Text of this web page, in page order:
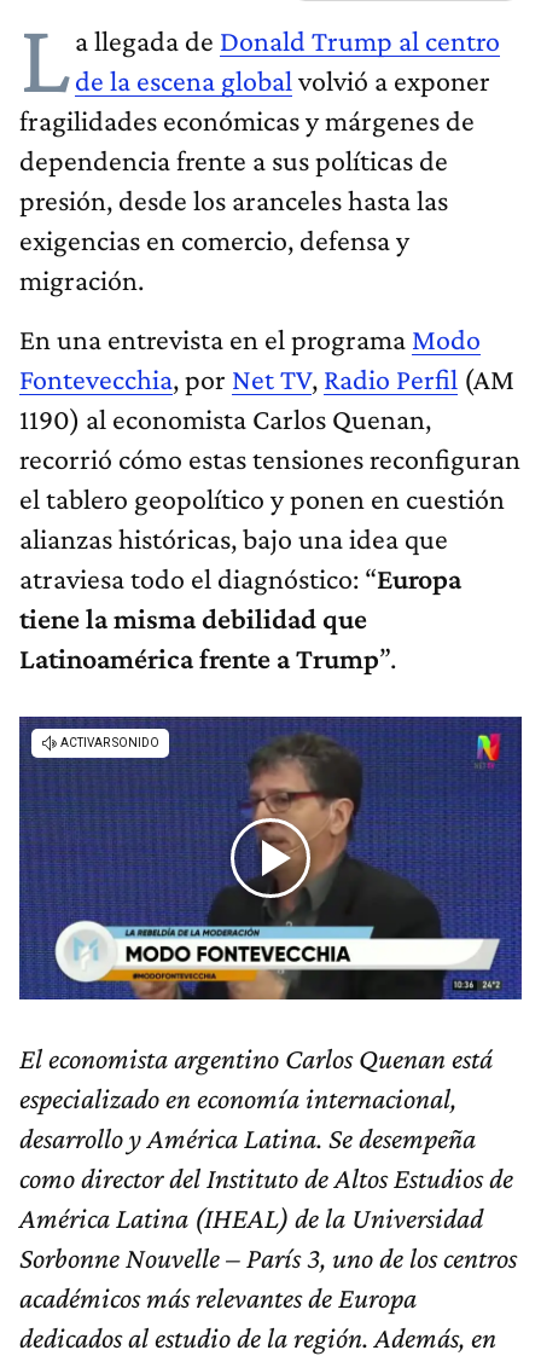
La llegada de Donald Trump al centro
de la escena global volvió a exponer
fragilidades económicas y márgenes de
dependencia frente a sus políticas de
presión, desde los aranceles hasta las
exigencias en comercio, defensa y
migración.
En una entrevista en el programa Modo
Fontevecchia, por Net TV, Radio Perfil (AM
1190) al economista Carlos Quenan,
recorrió cómo estas tensiones reconfiguran
el tablero geopolítico y ponen en cuestión
alianzas históricas, bajo una idea que
atraviesa todo el diagnóstico: “Europa
tiene la misma debilidad que
Latinoamérica frente a Trump”.
El economista argentino Carlos Quenan está
especializado en economía internacional,
desarrollo y América Latina. Se desempeña
como director del Instituto de Altos Estudios de
América Latina (IHEAL) de la Universidad
Sorbonne Nouvelle – París 3, uno de los centros
académicos más relevantes de Europa
dedicados al estudio de la región. Además, en